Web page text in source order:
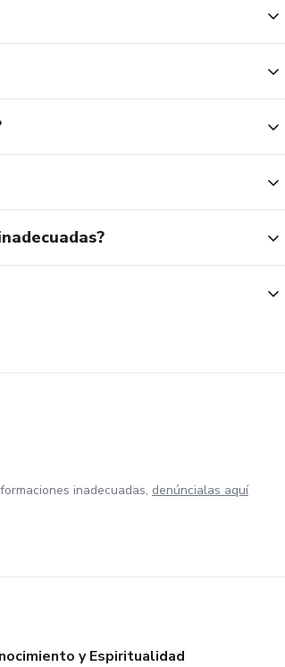
inadecuadas, denúncialas aquí
y Espiritualidad